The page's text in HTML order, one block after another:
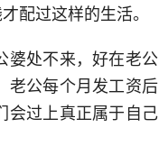
配过这样的生活。
婆处不来，好在老公
老公每个月发工资后
会过上真正属于自己